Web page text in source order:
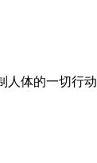
体的一切